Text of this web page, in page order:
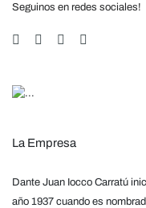
Seguinos en redes sociales!
La Empresa
Dante Juan Iocco Carratú
año 1937 cuando es